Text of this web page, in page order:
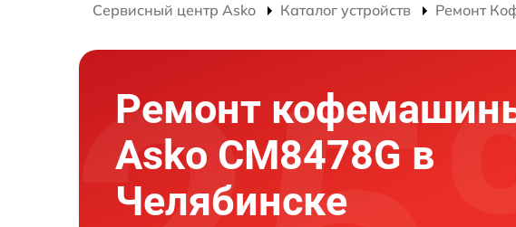
Сервисный центр Asko Каталог устройств Ремонт
Ремонт
Asko CM8478G в
Челябинске